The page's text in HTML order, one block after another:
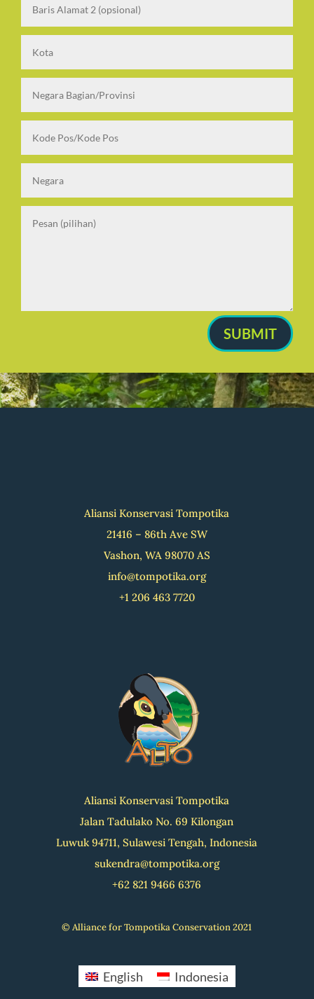
SUBMIT
Aliansi Konservasi Tompotika
21416 – 86th Ave SW
Vashon, WA 98070 AS
info@tompotika.org
+1 206 463 7720
Aliansi Konservasi Tompotika
Jalan Tadulako No. 69 Kilongan
Luwuk 94711, Sulawesi Tengah, Indonesia
sukendra@tompotika.org
+62 821 9466 6376
© Alliance for Tompotika Conservation 2021
English Indonesia